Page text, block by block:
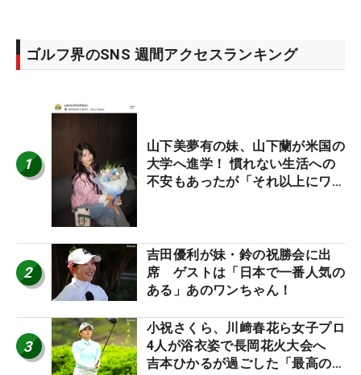
ゴルフ界のSNS 週間アクセスランキング
1
山下美夢有の妹、山下蘭が米国の
大学へ進学！ 慣れない生活への
不安もあったが「それ以上にワク
2
吉田優利が妹・鈴の祝勝会に出
席 ゲストは「日本で一番人気の
ある」あのワンちゃん！
3
小祝さくら、川﨑春花ら女子プロ
4人が浴衣姿で長岡花火大会へ
吉本ひかるが過ごした「最高の夏